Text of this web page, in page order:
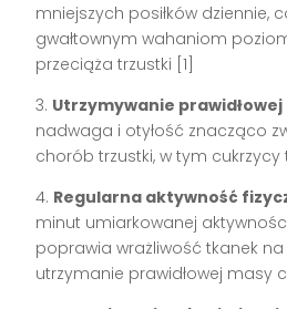
mniejszych posiłków dziennie,
gwałtownym wahaniom
przeciąża trzustki [1]
3. Utrzymywanie prawidłowej
nadwaga i otyłość znacząco
chorób trzustki, w tym cukrzycy
4. Regularna aktywność
minut umiarkowanej
poprawia wrażliwość tkanek
utrzymanie prawidłowej masy